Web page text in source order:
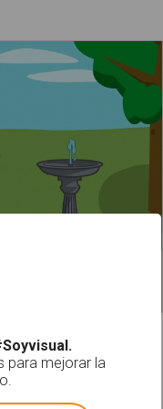
la niña
para mejorar la